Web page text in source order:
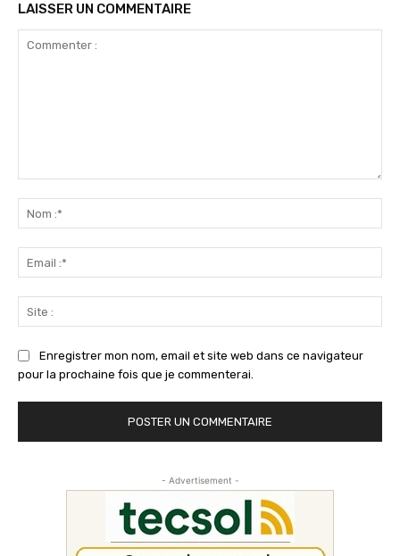
LAISSER UN COMMENTAIRE
:*
:*
:
Enregistrer mon nom, email et site web dans ce navigateur
pour la prochaine fois que je commenterai.
- Advertisement -